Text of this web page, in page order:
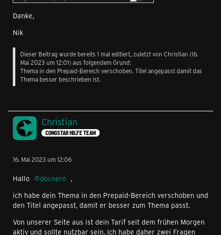
Danke,
Nik
Dieser Beitrag wurde bereits 1 mal editiert, zuletzt von Christian (16.
Mai 2023 um 12:01) aus folgendem Grund:
Thema in den Prepaid-Bereich verschoben. Titel angepasst damit das
Thema besser beschrieben ist.
Christian
CONGSTAR HILFE TEAM
16. Mai 2023 um 12:06
Hallo docnero ,
ich habe dein Thema in den Prepaid-Bereich verschoben und
den Titel angepasst, damit er besser zum Thema passt.
Von unserer Seite aus ist dein Tarif seit dem frühen Morgen
aktiv und sollte nutzbar sein. Ich habe daher zwei Fragen